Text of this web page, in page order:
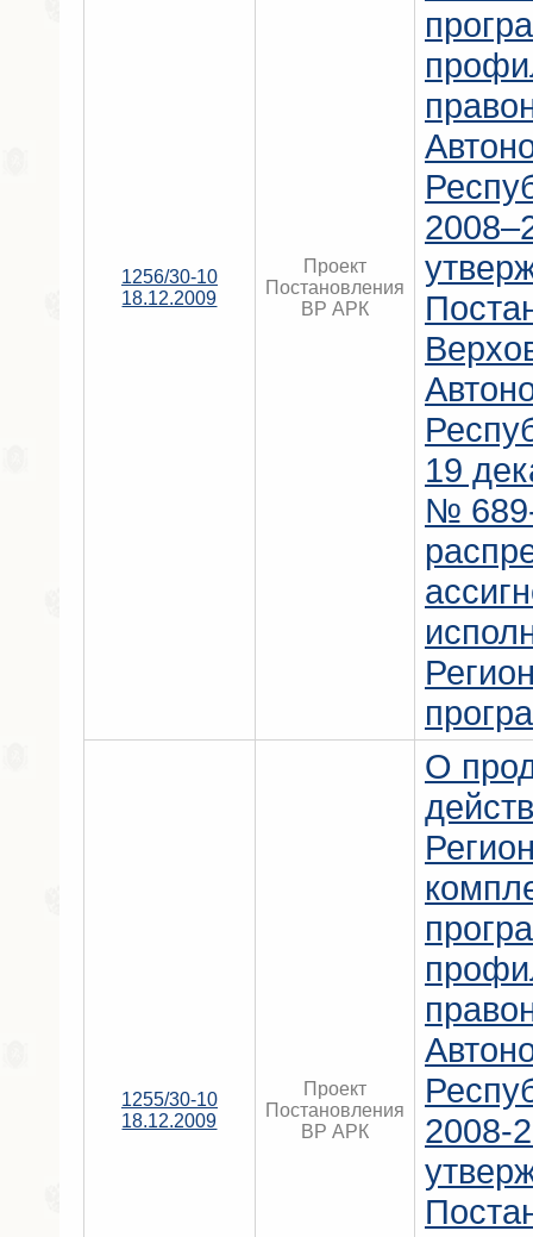
1256/30-10
18.12.2009
Проект
Постановления
ВР АРК
19
№
1255/30-10
18.12.2009
Проект
Постановления
ВР АРК
О
2008-